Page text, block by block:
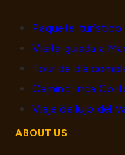
Paquete turístico
Visita guiada a
Tour de día
Camino Inca
Viaje de lujo del
ABOUT US